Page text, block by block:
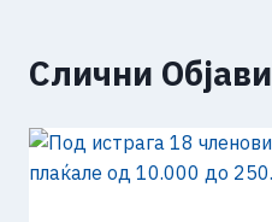
Слични Објави